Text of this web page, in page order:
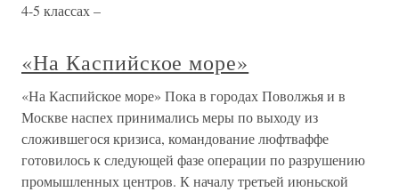
4-5 классах –
«На Каспийское море»
«На Каспийское море» Пока в городах Поволжья и в
Москве наспех принимались меры по выходу из
сложившегося кризиса, командование люфтваффе
готовилось к следующей фазе операции по разрушению
промышленных центров. К началу третьей июньской